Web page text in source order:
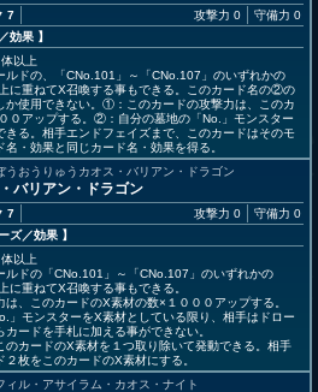
7
効果 】
攻撃力 0 守備力 0
以上
ルドの、「CNo.101」～「CNo.107」のいずれかの
に重ねてX召喚する事もできる。このカード名の②の
か使用できない。①：このカードの攻撃力は、このカ
０アップする。②：自分の墓地の「No.」モンスター
きる。相手エンドフェイズまで、このカードはそのモ
・効果と同じカード名・効果を得る。
おうりゅうカオス・バリアン・ドラゴン
バリアン・ドラゴン
7
ズ／効果 】
攻撃力 0 守備力 0
以上
ルドの「CNo.101」～「CNo.107」のいずれかの
に重ねてX召喚する事もできる。
、このカードのX素材の数×１０００アップする。
」モンスターをX素材としている限り、相手はドロー
カードを手札に加える事ができない。
カードのX素材を１つ取り除いて発動できる。相手
枚をこのカードのX素材にする。
ィル・アサイラム・カオス・ナイト